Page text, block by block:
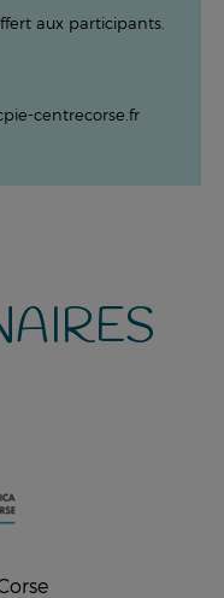
aux participants.
centrecorse.fr